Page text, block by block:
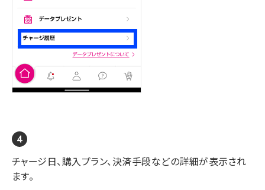
チャージ日、購入プラン、決済手段などの詳細が表示され
ます。